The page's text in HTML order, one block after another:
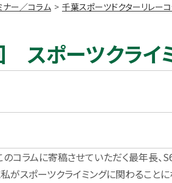
ナー／コラム 千葉スポーツドクターリレー
スポーツクライ
のコラムに寄稿させていただく最年長、
がスポーツクライミングに関わること